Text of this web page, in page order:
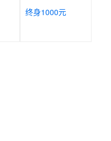
终身1000元